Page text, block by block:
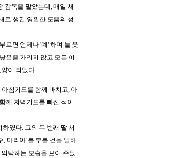
감독을 맡았는데, 매일 새
로 생긴 영원한 도움의 성
르면 언제나 '예' 하며 늘 웃
음을 가리지 않고 모든 이
이 되었다.
침기도를 함께 바치고, 아
께 저녁기도를 빠진 적이
였다. 그의 두 번째 딸 서
, 마리아’를 부를 것을 말하
탁하는 모습을 보여 주었